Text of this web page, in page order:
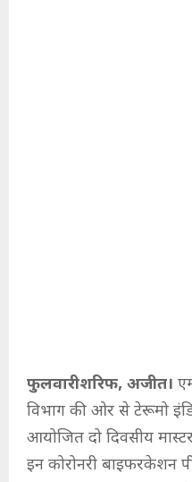
फुलवारीशरिफ, अजीत।
विभाग की ओर से टेरूमो
आयोजित दो दिवसीय
इन कोरोनरी बाइफरकेशन